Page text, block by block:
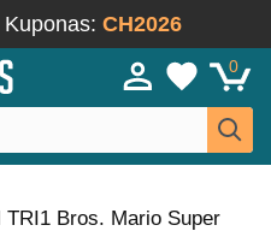
Kuponas: CH2026
0
TRI1 Bros. Mario Super